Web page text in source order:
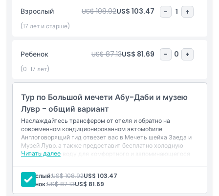
квадратных метров с постоянными и временными
галереями, обогащёнными заимствованиями из
престижных французских музеев, таких как Музей Лувр,
второй по величине город, предлагает туры с посещением
Большой мечети шейха Зайда, Корниша, эмиратского
дворца, острова Яс и Ferrari World.
Основные моменты
Включено
Политика в отношении детей и взрослых
Исключения
Взрослый US$ 108.92US$ 103.47 - 1 +
(17 лет и старше)
Ребенок US$ 87.13US$ 81.69 - 0 +
(0-17 лет)
Тур по Большой мечети Абу-Даби и музею
Лувр - общий вариант
Наслаждайтесь трансфером от отеля и обратно на
современном кондиционированном автомобиле.
Англоговорящий гид отвезет вас в Мечеть шейха Заеда и
Музей Лувр, а также предоставит бесплатно холодную
минеральную воду для комфортного и запоминающегося
Читать далее
Основные моменты
Посетите одну из крупнейших мечетей в мире,
величественную Большую мечеть шейха Зайда
Взрослый:US$ 108.92US$ 103.47
Ребенок:US$ 87.13US$ 81.69